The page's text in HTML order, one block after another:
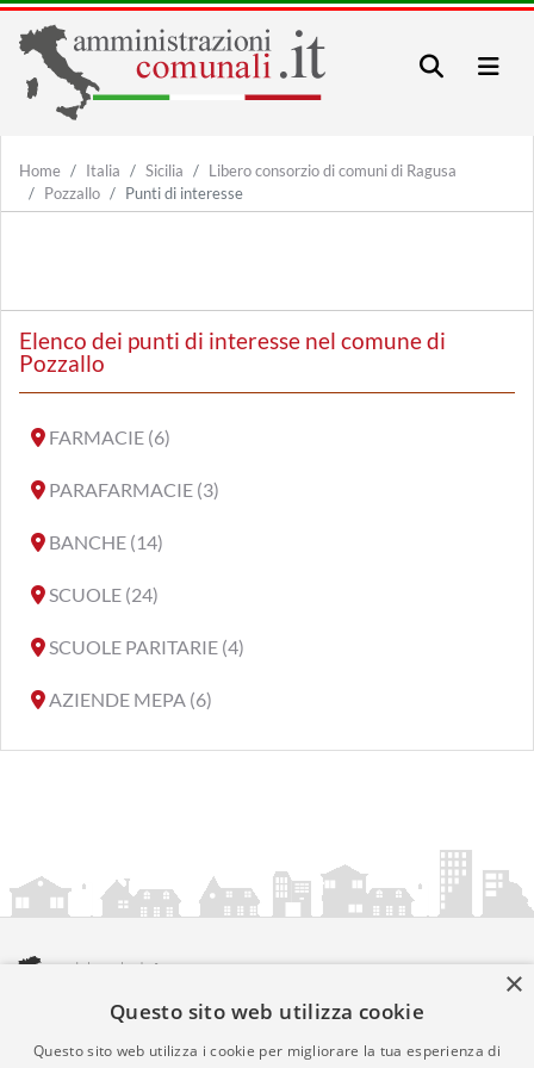
Home Italia Sicilia
Libero consorzio di comuni di Ragusa
Pozzallo
Punti di interesse
Elenco dei punti di interesse nel comune di
Pozzallo
FARMACIE (6)
PARAFARMACIE (3)
BANCHE (14)
SCUOLE (24)
SCUOLE PARITARIE (4)
AZIENDE MEPA (6)
amministrazionicomunali.it è una iniziativa diartemedia.it
© Copyright MMXXIV - P.IVA 05400000724
×
Questo sito web utilizza cookie
Questo sito web utilizza i cookie per migliorare la tua esperienza di